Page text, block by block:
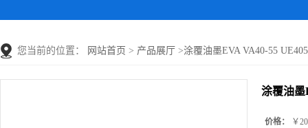
您当前的位置： 网站首页 > 产品展厅 >涂覆油墨EVA VA40-55
涂覆油墨
价格： ￥